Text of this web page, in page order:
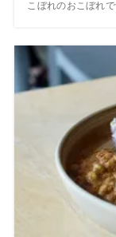
こぼれのおこぼれで